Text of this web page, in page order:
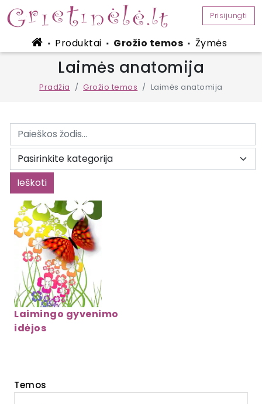
Prisijungti
■ Produktai ■ Grožio temos ■ Žymės
Laimės anatomija
Pradžia Grožio temos Laimės anatomija
Temos
Ieškoti
Laimingo gyvenimo
idėjos